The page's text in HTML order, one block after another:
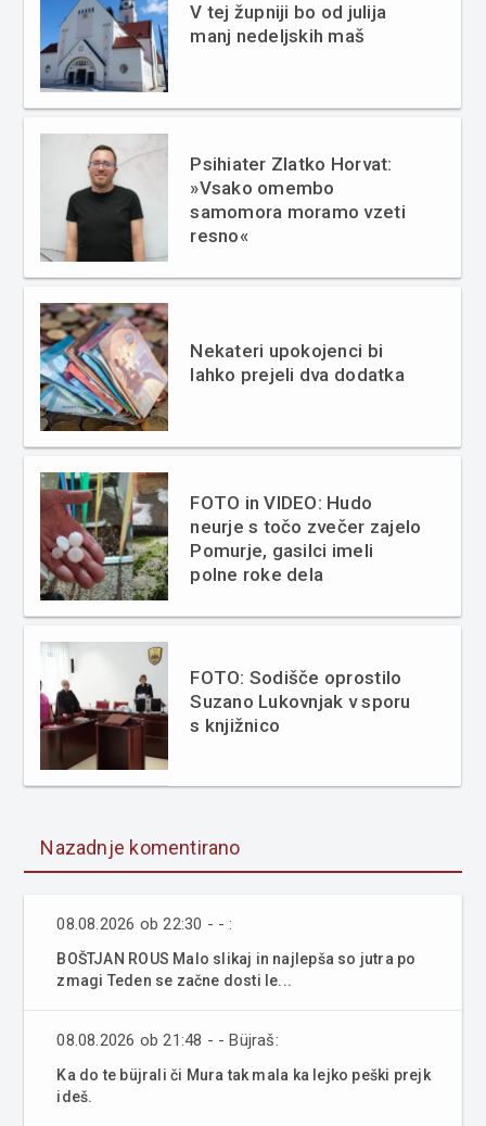
V tej župniji bo od julija
manj nedeljskih maš
Psihiater Zlatko Horvat:
»Vsako omembo
samomora moramo vzeti
resno«
Nekateri upokojenci bi
lahko prejeli dva dodatka
FOTO in VIDEO: Hudo
neurje s točo zvečer zajelo
Pomurje, gasilci imeli
polne roke dela
FOTO: Sodišče oprostilo
Suzano Lukovnjak v sporu
s knjižnico
Nazadnje komentirano
08.08.2026 ob 22:30 - - :
BOŠTJAN ROUS Malo slikaj in najlepša so jutra po
zmagi Teden se začne dosti le...
08.08.2026 ob 21:48 - - Büjraš:
Ka do te büjrali či Mura tak mala ka lejko peški prejk
ideš.